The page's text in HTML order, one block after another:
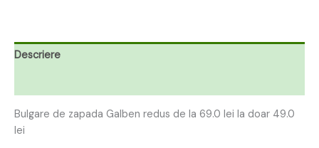
Descriere
Bulgare de zapada Galben redus de la 69.0 lei la doar 49.0
lei